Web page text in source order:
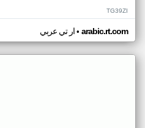
TG39ZI
ار تي عربي• arabic.rt.com